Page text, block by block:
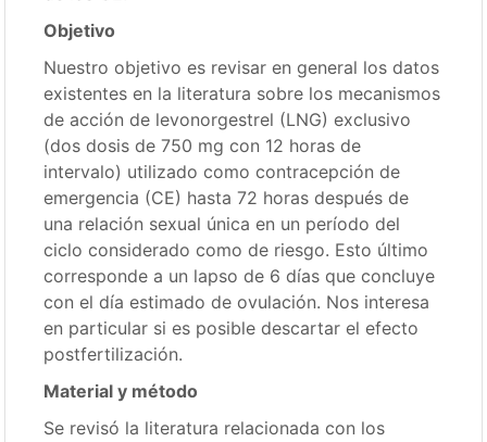
Objetivo
Nuestro objetivo es revisar en general los datos
existentes en la literatura sobre los mecanismos
de acción de levonorgestrel (LNG) exclusivo
(dos dosis de 750 mg con 12 horas de
intervalo) utilizado como contracepción de
emergencia (CE) hasta 72 horas después de
una relación sexual única en un período del
ciclo considerado como de riesgo. Esto último
corresponde a un lapso de 6 días que concluye
con el día estimado de ovulación. Nos interesa
en particular si es posible descartar el efecto
postfertilización.
Material y método
Se revisó la literatura relacionada con los